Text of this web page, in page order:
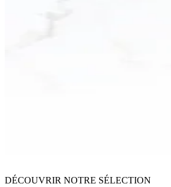
DÉCOUVRIR NOTRE SÉLECTION